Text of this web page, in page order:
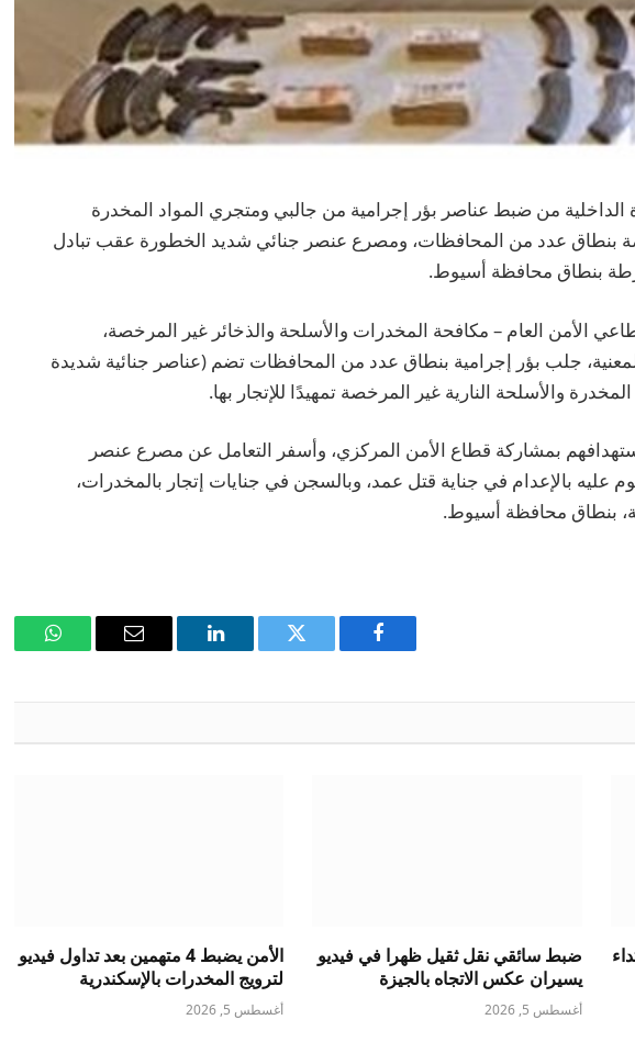
الداخلية من ضبط عناصر بؤر إجرامية من جالبي ومتجري المواد المخدرة
بنطاق عدد من المحافظات، ومصرع عنصر جنائي شديد الخطورة عقب تبادل
بنطاق محافظة أسيوط.
الأمن العام – مكافحة المخدرات والأسلحة والذخائر غير المرخصة،
جلب بؤر إجرامية بنطاق عدد من المحافظات تضم (عناصر جنائية شديدة
والأسلحة النارية غير المرخصة تمهيدًا للإتجار بها.
بمشاركة قطاع الأمن المركزي، وأسفر التعامل عن مصرع عنصر
عليه بالإعدام في جناية قتل عمد، وبالسجن في جنايات إتجار بالمخدرات،
بنطاق محافظة أسيوط.
فيسبوك
تويتر لينكدإن
البريد
واتساب
ضبط سائقي نقل ثقيل ظهرا في فيديو
يسيران عكس الاتجاه بالجيزة
أغسطس 5, 2026
الأمن يضبط 4 متهمين بعد تداول فيديو
لترويج المخدرات بالإسكندرية
أغسطس 5, 2026